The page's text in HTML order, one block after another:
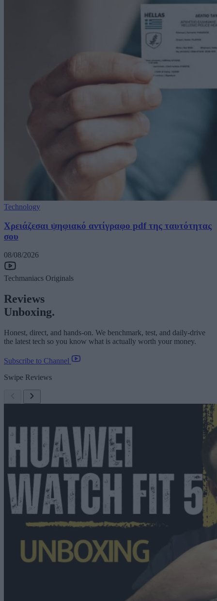
Technology
Χρειάζεσαι ψηφιακό αντίγραφο pdf της ταυτότητας
σου
08/08/2026
Techmaniacs Originals
Reviews
Unboxing.
Honest, direct, and hands-on. We benchmark, test, and daily-drive
the latest tech so you know what is actually worth your money.
Subscribe to Channel
Swipe Reviews